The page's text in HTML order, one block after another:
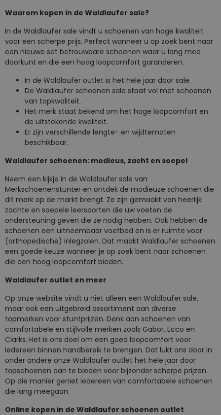
Waarom kopen in de Waldlaufer sale?
In de Waldlaufer sale vindt u schoenen van hoge kwaliteit
voor een scherpe prijs. Perfect wanneer u op zoek bent naar
een nieuwe set betrouwbare schoenen waar u lang mee
doorkunt en die een hoog loopcomfort garanderen.
In de Waldlaufer outlet is het hele jaar door sale.
De Waldlaufer schoenen sale staat vol met schoenen
van topkwaliteit.
Het merk staat bekend om het hoge loopcomfort en
de uitstekende kwaliteit.
Er zijn verschillende lengte- en wijdtematen
beschikbaar.
Waldlaufer schoenen: modieus, zacht en soepel
Neem een kijkje in de Waldlaufer sale van
Merkschoenenstunter en ontdek de modieuze schoenen die
dit merk op de markt brengt. Ze zijn gemaakt van heerlijk
zachte en soepele leersoorten die uw voeten de
ondersteuning geven die ze nodig hebben. Ook hebben de
schoenen een uitneembaar voetbed en is er ruimte voor
(orthopedische) inlegzolen. Dat maakt Waldlaufer schoenen
een goede keuze wanneer je op zoek bent naar schoenen
die een hoog loopcomfort bieden.
Waldlaufer outlet en meer
Op onze website vindt u niet alleen een Waldlaufer sale,
maar ook een uitgebreid assortiment aan diverse
topmerken voor stuntprijzen. Denk aan schoenen van
comfortabele en stijlvolle merken zoals Gabor, Ecco en
Clarks. Het is ons doel om een goed loopcomfort voor
iedereen binnen handbereik te brengen. Dat lukt ons door in
onder andere onze Waldlaufer outlet het hele jaar door
topschoenen aan te bieden voor bijzonder scherpe prijzen.
Op die manier geniet iedereen van comfortabele schoenen
die lang meegaan.
Online kopen in de Waldlaufer schoenen outlet